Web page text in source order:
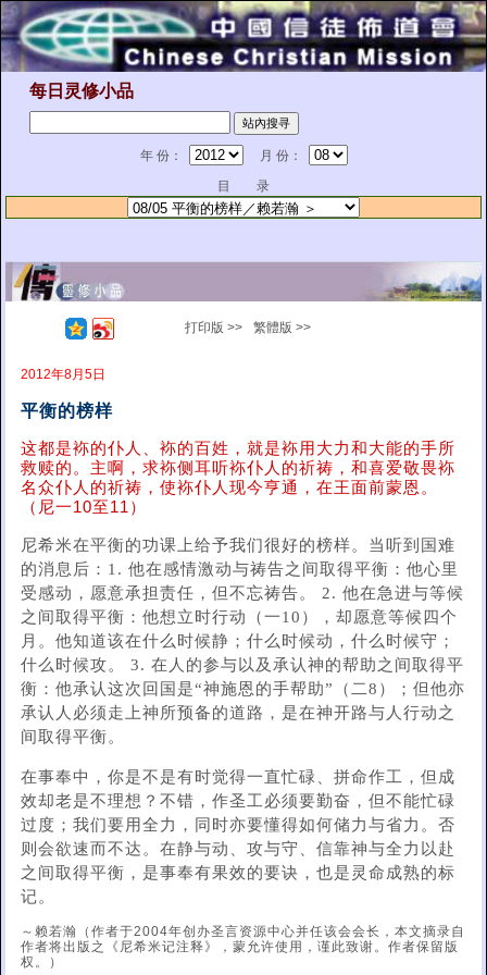
每日灵修小品
年 份：
月 份：
目 录
打印版 >> 繁體版 >>
2012年8月5日
平衡的榜样
这都是袮的仆人、袮的百姓，就是袮用大力和大能的手所
救赎的。主啊，求袮侧耳听袮仆人的祈祷，和喜爱敬畏袮
名众仆人的祈祷，使袮仆人现今亨通，在王面前蒙恩。
（尼一10至11）
尼希米在平衡的功课上给予我们很好的榜样。当听到国难
的消息后：1. 他在感情激动与祷告之间取得平衡：他心里
受感动，愿意承担责任，但不忘祷告。 2. 他在急进与等候
之间取得平衡：他想立时行动（一10），却愿意等候四个
月。他知道该在什么时候静；什么时候动，什么时候守；
什么时候攻。 3. 在人的参与以及承认神的帮助之间取得平
衡：他承认这次回国是“神施恩的手帮助”（二8）；但他亦
承认人必须走上神所预备的道路，是在神开路与人行动之
间取得平衡。
在事奉中，你是不是有时觉得一直忙碌、拼命作工，但成
效却老是不理想？不错，作圣工必须要勤奋，但不能忙碌
过度；我们要用全力，同时亦要懂得如何储力与省力。否
则会欲速而不达。在静与动、攻与守、信靠神与全力以赴
之间取得平衡，是事奉有果效的要诀，也是灵命成熟的标
记。
～赖若瀚（作者于2004年创办圣言资源中心并任该会会长，本文摘录自
作者将出版之《尼希米记注释》，蒙允许使用，谨此致谢。作者保留版
权。）